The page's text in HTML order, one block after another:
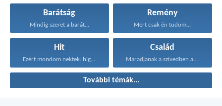
Barátság
Mindig szeret a barát...
Remény
Mert csak én tudom...
Hit
Ezért mondom nektek: higgyétek...
Család
Maradjanak a szívedben azok...
További témák...